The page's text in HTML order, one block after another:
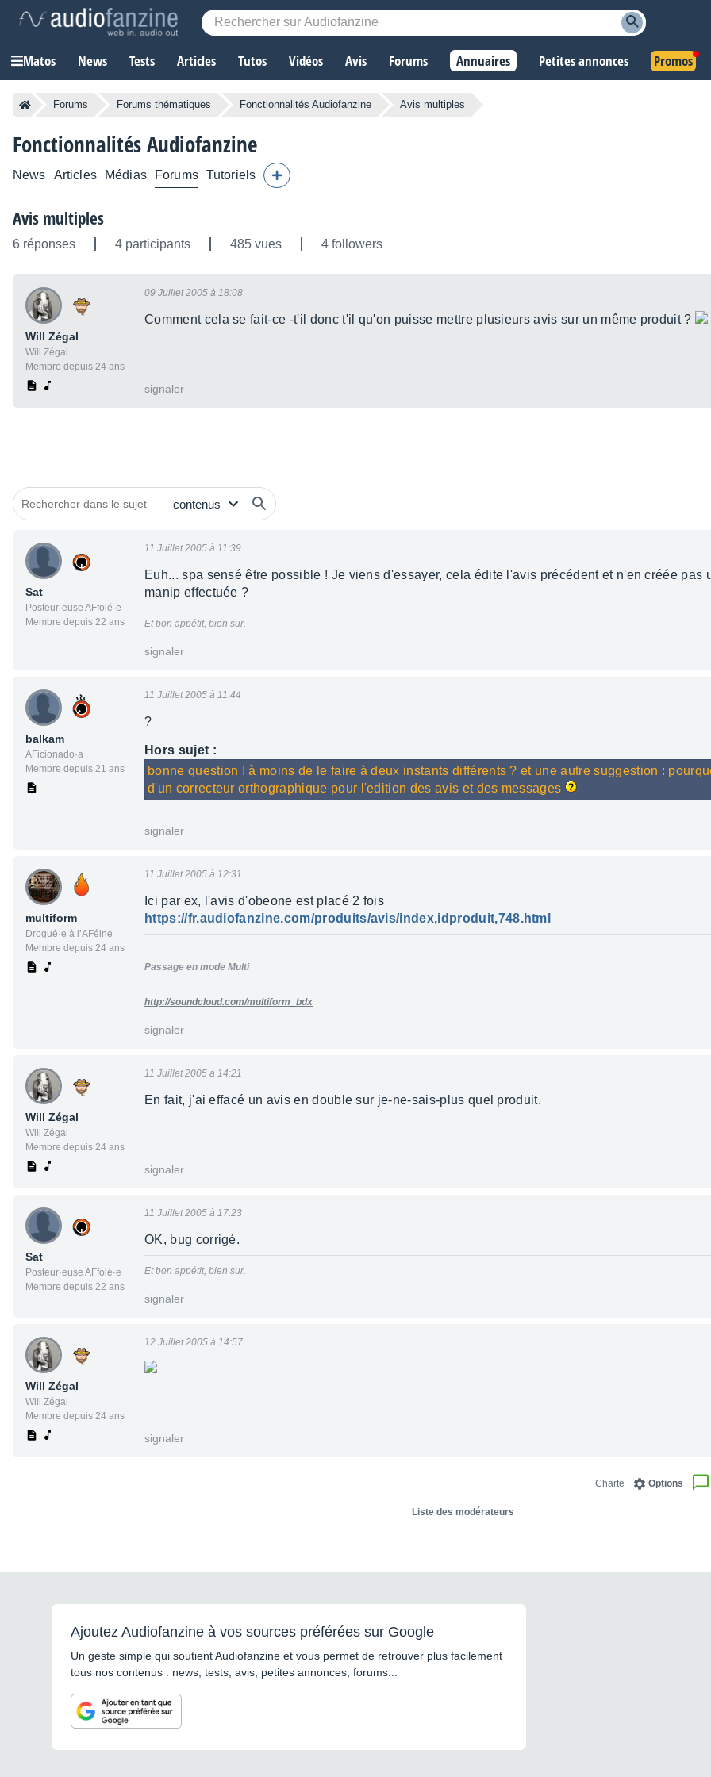
Matos News Tests Articles Tutos Vidéos Avis Forums Annuaires Petites annonces Promos
Forums Forums thématiques Fonctionnalités Audiofanzine Avis multiples
Fonctionnalités Audiofanzine
News Articles Médias Forums Tutoriels
Avis multiples
6 réponses 4 participants 485 vues 4 followers
Will Zégal
Will Zégal
Membre depuis 24 ans
09 Juillet 2005 à 18:08
Comment cela se fait-ce -t'il donc t'il qu'on puisse mettre plusieurs avis sur un même produit ?
signaler
Sat
Posteur·euse AFfolé·e
Membre depuis 22 ans
11 Juillet 2005 à 11:39
Euh... spa sensé être possible ! Je viens d'essayer, cela édite l'avis précédent et n'en créée pas
manip effectuée ?
Et bon appétit, bien sur.
signaler
balkam
AFicionado·a
Membre depuis 21 ans
11 Juillet 2005 à 11:44
?
Hors sujet :
bonne question ! à moins de le faire à deux instants différents ? et une autre suggestion :
d'un correcteur orthographique pour l'edition des avis et des messages
signaler
multiform
Drogué·e à l’AFéine
Membre depuis 24 ans
11 Juillet 2005 à 12:31
Ici par ex, l'avis d'obeone est placé 2 fois
https://fr.audiofanzine.com/produits/avis/index,idproduit,748.html
----------------------------
Passage en mode Multi
http://soundcloud.com/multiform_bdx
signaler
Will Zégal
Will Zégal
Membre depuis 24 ans
11 Juillet 2005 à 14:21
En fait, j'ai effacé un avis en double sur je-ne-sais-plus quel produit.
signaler
Sat
Posteur·euse AFfolé·e
Membre depuis 22 ans
11 Juillet 2005 à 17:23
OK, bug corrigé.
Et bon appétit, bien sur.
signaler
Will Zégal
Will Zégal
Membre depuis 24 ans
12 Juillet 2005 à 14:57
signaler
Options
Charte
Liste des modérateurs
Ajoutez Audiofanzine à vos sources préférées sur Google
Un geste simple qui soutient Audiofanzine et vous permet de retrouver plus facilement
tous nos contenus : news, tests, avis, petites annonces, forums...